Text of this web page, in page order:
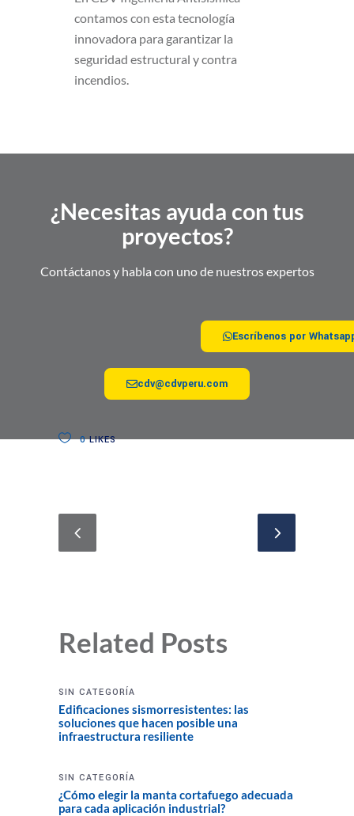
contamos con esta tecnología
innovadora para garantizar la
seguridad estructural y contra
incendios.
¿Necesitas ayuda con tus
proyectos?
Contáctanos y habla con uno de nuestros expertos
Escríbenos por
cdv@cdvperu.com
0LIKES
Related Posts
SIN CATEGORÍA
Edificaciones sismorresistentes: las
soluciones que hacen posible una
infraestructura resiliente
SIN CATEGORÍA
¿Cómo elegir la manta cortafuego adecuada
para cada aplicación industrial?